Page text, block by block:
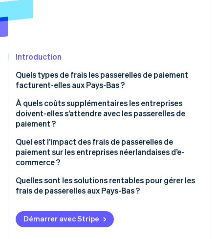
Radar
Constitution de start-up
Élimination du carbone
Vérification de l'identité
Stripe Sessions 2026
Découvrez comment Stripe construit l’infrastructure
Regarder la vidéo
Stripe App Marketplace
Introduction
Quels types de frais les passerelles de paiement
facturent-elles aux Pays-Bas ?
Frais de transaction
Frais mensuels
Frais de rétrofacturation
Frais de virement
À quels coûts supplémentaires les entreprises
doivent-elles s’attendre avec les passerelles de
paiement ?
Frais d’installation ou d’inscription
Frais de remboursement
Frais de paiements internationaux
Coûts d’intégration et de développement
Frais d’utilisation minimum
Quel est l’impact des frais de passerelles de
paiement sur les entreprises néerlandaises d’e-
commerce ?
Marges et rentabilité
Coûts d’expansion à l’international
Expérience client et options de paiement
Quelles sont les solutions rentables pour gérer les
frais de passerelles aux Pays-Bas ?
Privilégiez iDEAL | Wero pour les transactions
nationales
Démarrer avec Stripe